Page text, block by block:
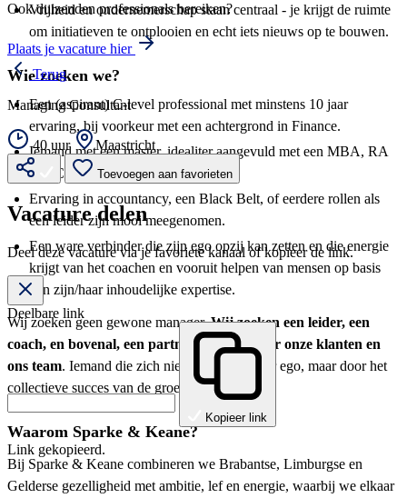
Vrijheid en ondernemerschap staan centraal - je krijgt de ruimte
om initiatieven te ontplooien en echt iets nieuws op te bouwen.
Wie zoeken we?
Een (aspirant) C-level professional met minstens 10 jaar
ervaring, bij voorkeur met een achtergrond in Finance.
Iemand met een master, idealiter aangevuld met een MBA, RA
of RC.
Ervaring in accountancy, een Black Belt, of eerdere rollen als
een leider zijn mooi meegenomen.
Een ware verbinder die zijn ego opzij kan zetten en die energie
krijgt van het coachen en vooruit helpen van mensen op basis
van zijn/haar inhoudelijke expertise.
Wij zoeken geen gewone manager.Wij zoeken een leider, een
coach, en bovenal, een partner in crime voor onze klanten en
ons team. Iemand die zich niet laat leiden door ego, maar door het
collectieve succes van de groep en de klant.
Waarom Sparke & Keane?
Bij Sparke & Keane combineren we Brabantse, Limburgse en
Gelderse gezelligheid met ambitie, lef en energie, waarbij we elkaar
Ook duizenden professionals bereiken?
Plaats je vacature hier
Terug
Managing Consultant
40 uur Maastricht
Toevoegen aan favorieten
Vacature delen
Deel deze vacature via je favoriete kanaal of kopieer de link.
Deelbare link
Kopieer link
Link gekopieerd.